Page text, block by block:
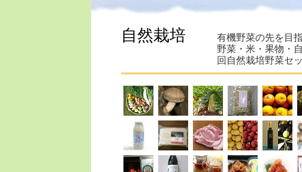
自然栽培 有機野菜の先を目
野菜・米・果物・
回自然栽培野菜セ